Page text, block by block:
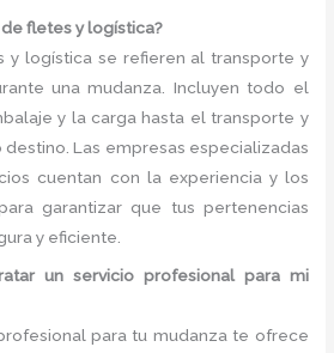
fletes y logística?
y logística se refieren al transporte y
una mudanza. Incluyen todo el
y la carga hasta el transporte y
Las empresas especializadas
cuentan con la experiencia y los
garantizar que tus pertenencias
y eficiente.
un servicio profesional para mi
para tu mudanza te ofrece